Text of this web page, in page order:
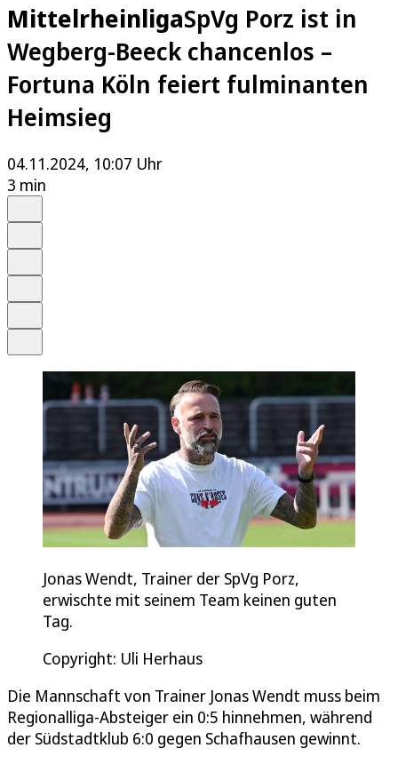
MittelrheinligaSpVg Porz ist in
Wegberg-Beeck chancenlos –
Fortuna Köln feiert fulminanten
Heimsieg
04.11.2024, 10:07 Uhr
3 min
Jonas Wendt, Trainer der SpVg Porz,
erwischte mit seinem Team keinen guten
Tag.
Copyright: Uli Herhaus
Die Mannschaft von Trainer Jonas Wendt muss beim
Regionalliga-Absteiger ein 0:5 hinnehmen, während
der Südstadtklub 6:0 gegen Schafhausen gewinnt.